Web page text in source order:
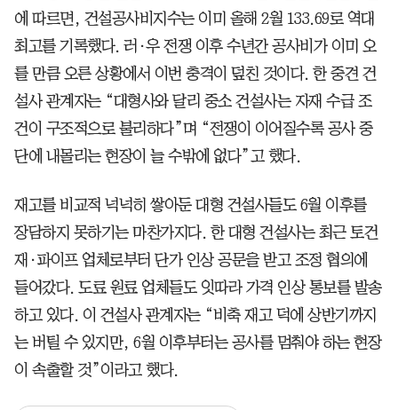
에 따르면, 건설공사비지수는 이미 올해 2월 133.69로 역대
최고를 기록했다. 러·우 전쟁 이후 수년간 공사비가 이미 오
를 만큼 오른 상황에서 이번 충격이 덮친 것이다. 한 중견 건
설사 관계자는 “대형사와 달리 중소 건설사는 자재 수급 조
건이 구조적으로 불리하다”며 “전쟁이 이어질수록 공사 중
단에 내몰리는 현장이 늘 수밖에 없다”고 했다.
재고를 비교적 넉넉히 쌓아둔 대형 건설사들도 6월 이후를
장담하지 못하기는 마찬가지다. 한 대형 건설사는 최근 토건
재·파이프 업체로부터 단가 인상 공문을 받고 조정 협의에
들어갔다. 도료 원료 업체들도 잇따라 가격 인상 통보를 발송
하고 있다. 이 건설사 관계자는 “비축 재고 덕에 상반기까지
는 버틸 수 있지만, 6월 이후부터는 공사를 멈춰야 하는 현장
이 속출할 것”이라고 했다.